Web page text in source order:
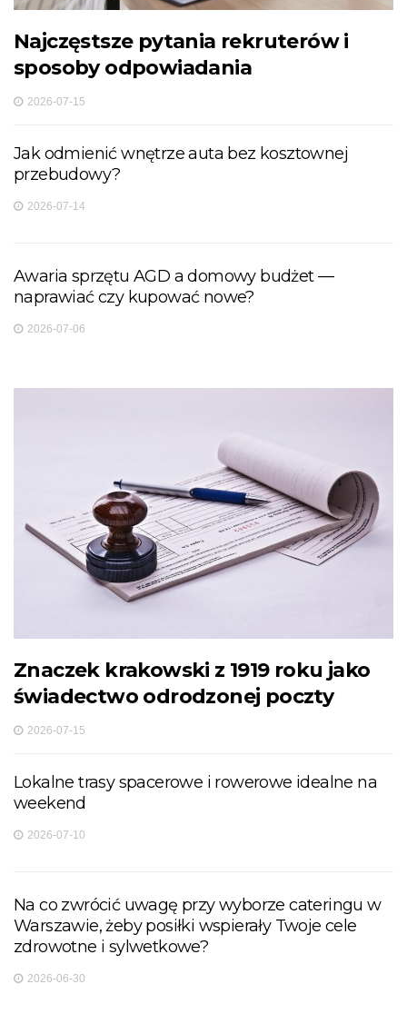
Najczęstsze pytania rekruterów i
sposoby odpowiadania
2026-07-15
Jak odmienić wnętrze auta bez kosztownej
przebudowy?
2026-07-14
Awaria sprzętu AGD a domowy budżet —
naprawiać czy kupować nowe?
2026-07-06
Znaczek krakowski z 1919 roku jako
świadectwo odrodzonej poczty
2026-07-15
Lokalne trasy spacerowe i rowerowe idealne na
weekend
2026-07-10
Na co zwrócić uwagę przy wyborze cateringu w
Warszawie, żeby posiłki wspierały Twoje cele
zdrowotne i sylwetkowe?
2026-06-30